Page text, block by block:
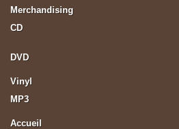
Merchandising
CD
DVD
Vinyl
MP3
Accueil